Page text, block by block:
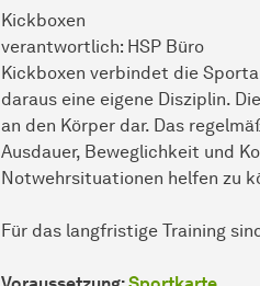
Kickboxen
verantwortlich: HSP Büro
Kickboxen verbindet die
daraus eine eigene Disziplin.
an den Körper dar. Das
Ausdauer, Beweglichkeit und
Notwehrsituationen helfen zu
Für das langfristige Training